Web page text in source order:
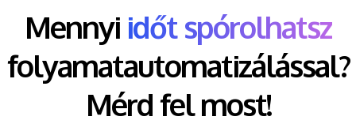
Mennyi időt spórolhatsz
folyamatautomatizálással?
Mérd fel most!